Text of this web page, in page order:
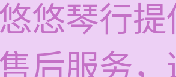
悠琴行
后服务